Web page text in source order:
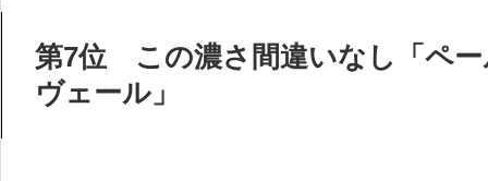
第7位 この濃さ間違いなし「ペ
ヴェール」